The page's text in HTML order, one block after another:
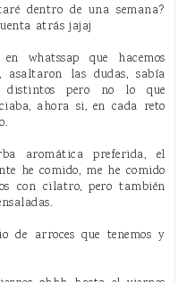
dentro de una semana?
atrás jajaj
whatssap que hacemos
asaltaron las dudas, sabía
distintos pero no lo que
ahora si, en cada reto
aromática preferida, el
he comido, me he comido
con cilatro, pero también
de arroces que tenemos y